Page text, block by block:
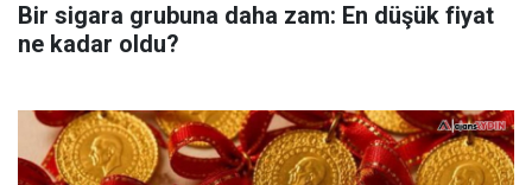
Bir sigara grubuna daha zam: En düşük fiyat
ne kadar oldu?